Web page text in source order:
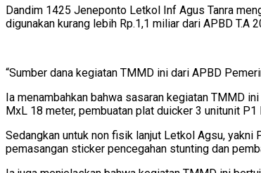
Dandim 1425 Jeneponto Letkol Inf Agus Tanra
digunakan kurang lebih Rp.1,1 miliar dari APBD T.A
“Sumber dana kegiatan TMMD ini dari APBD
Ia menambahkan bahwa sasaran kegiatan TMMD
MxL 18 meter, pembuatan plat duicker 3 unitunit
Sedangkan untuk non fisik lanjut Letkol Agsu, yakni
pemasangan sticker pencegahan stunting dan